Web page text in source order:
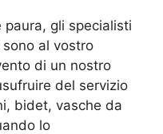
gli specialisti
sono al vostro
di un nostro
del servizio
bidet, vasche da
lo